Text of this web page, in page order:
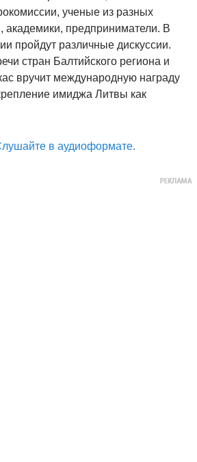
ученые из разных
академики, предприниматели. В
пройдут различные дискуссии.
стран Балтийского региона и
вручит международную награду
имиджа Литвы как
в аудиоформате.